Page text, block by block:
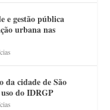
e gestão pública
urbana nas
da cidade de São
do IDRGP